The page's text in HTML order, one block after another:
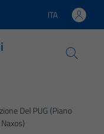
Lingua attiva:
ITA
Del PUG (Piano